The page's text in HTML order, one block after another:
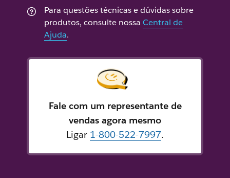
Para questões técnicas e dúvidas sobre
produtos, consulte nossa Central de
Ajuda.
Fale com um representante de
vendas agora mesmo
Ligar 1-800-522-7997.